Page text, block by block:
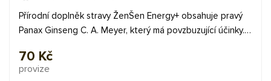
Přírodní doplněk stravy ŽenŠen Energy+ obsahuje pravý
Panax Ginseng C. A. Meyer, který má povzbuzující účinky.
fyzické výkonnosti, psychické odolnosti a energie. Kromě
toho podporuje imunitní systém. ŽenŠen je možné
70 Kč
provize